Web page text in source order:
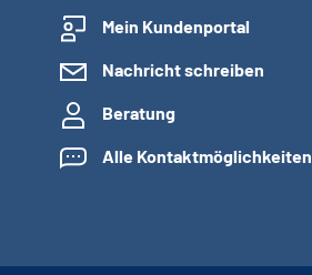
Mein Kundenportal
Nachricht schreiben
Beratung
Alle Kontaktmöglichkeiten